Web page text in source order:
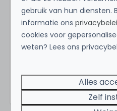
Thema's
Vissen
Huisdieren
Wellness
Kids
Energielabel:
gebruik van hun diensten.
informatie ons
cookies voor
weten? Lees ons
Alles
Zelf